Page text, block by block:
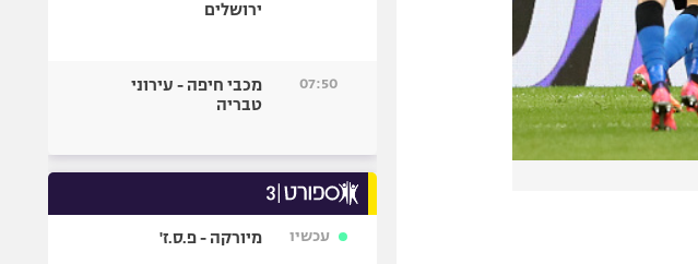
ירושלים
07:50
מכבי חיפה - עירוני
טבריה
עכשיו מיורקה - פ.ס.ז'